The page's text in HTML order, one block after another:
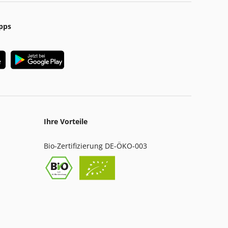
Ihre Vorteile
Bio-Zertifizierung DE-ÖKO-003